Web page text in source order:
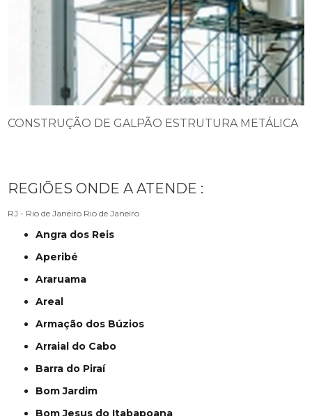
CONSTRUÇÃO DE GALPÃO ESTRUTURA METÁLICA
REGIÕES ONDE A ATENDE :
RJ - Rio de Janeiro Rio de Janeiro
Angra dos Reis
Aperibé
Araruama
Areal
Armação dos Búzios
Arraial do Cabo
Barra do Piraí
Bom Jardim
Bom Jesus do Itabapoana